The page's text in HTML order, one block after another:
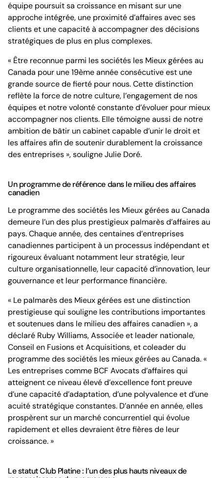
équipe poursuit sa croissance en misant sur une
approche intégrée, une proximité d’affaires avec ses
clients et une capacité à accompagner des décisions
stratégiques de plus en plus complexes.
« Être reconnue parmi les sociétés les Mieux gérées au
Canada pour une 19ème année consécutive est une
grande source de fierté pour nous. Cette distinction
reflète la force de notre culture, l’engagement de nos
équipes et notre volonté constante d’évoluer pour mieux
accompagner nos clients. Elle témoigne aussi de notre
ambition de bâtir un cabinet capable d’unir le droit et
les affaires afin de soutenir durablement la croissance
des entreprises », souligne Julie Doré.
Un programme de référence dans le milieu des affaires
canadien
Le programme des sociétés les Mieux gérées au Canada
demeure l’un des plus prestigieux palmarès d’affaires au
pays. Chaque année, des centaines d’entreprises
canadiennes participent à un processus indépendant et
rigoureux évaluant notamment leur stratégie, leur
culture organisationnelle, leur capacité d’innovation, leur
gouvernance et leur performance financière.
« Le palmarès des Mieux gérées est une distinction
prestigieuse qui souligne les contributions importantes
et soutenues dans le milieu des affaires canadien », a
déclaré Ruby Williams, Associée et leader nationale,
Conseil en Fusions et Acquisitions, et coleader du
programme des sociétés les mieux gérées au Canada. «
Les entreprises comme BCF Avocats d’affaires qui
atteignent ce niveau élevé d’excellence font preuve
d’une capacité d’adaptation, d’une polyvalence et d’une
acuité stratégique constantes. D’année en année, elles
prospèrent sur un marché concurrentiel qui évolue
rapidement et elles devraient être fières de leur
croissance. »
Le statut Club Platine : l’un des plus hauts niveaux de